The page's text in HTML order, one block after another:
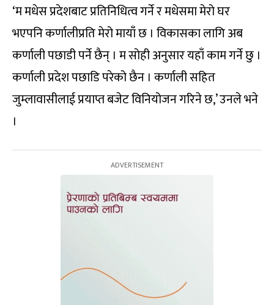
‘म मधेस प्रदेशबाट प्रतिनिधित्व गर्ने र मधेसमा मेरो घर
भएपनि कर्णालीप्रति मेरो मायाँ छ । विकासका लागि अब
कर्णाली पछाडी पर्ने छैन् । म सोही अनुसार यहाँ काम गर्ने छु ।
कर्णाली प्रदेश पछाडि परेको छैन । कर्णाली सहित
जुम्लावासीलाई प्रयाप्त बजेट विनियोजन गरिने छ,’ उनले भने
।